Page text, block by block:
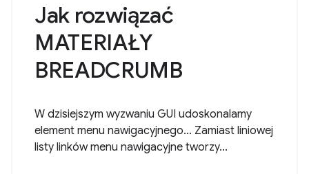
Jak rozwiązać
MATERIAŁY
BREADCRUMB
W dzisiejszym wyzwaniu GUI udoskonalamy
element menu nawigacyjnego... Zamiast liniowej
listy linków menu nawigacyjne tworzy...